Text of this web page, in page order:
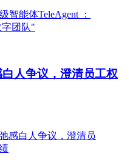
人争议，澄清员工权